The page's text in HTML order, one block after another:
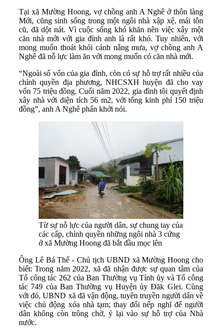
Tại xã Mường Hoong, vợ chồng anh A Nghê ở thôn làng
Mới, cũng sinh sống trong một ngôi nhà xập xệ, mái tôn
cũ, đã dột nát. Vì cuộc sống khó khăn nên việc xây một
căn nhà mới với gia đình anh là rất khó. Tuy nhiên, với
mong muốn thoát khỏi cảnh nắng mưa, vợ chồng anh A
Nghê đã nỗ lực làm ăn với mong muốn có căn nhà mới.
“Ngoài số vốn của gia đình, còn có sự hỗ trợ rất nhiều của
chính quyền địa phương, NHCSXH huyện đã cho vay
vốn 75 triệu đồng. Cuối năm 2022, gia đình tôi quyết định
xây nhà với diện tích 56 m2, với tổng kinh phí 150 triệu
đồng”, anh A Nghê phấn khởi nói.
Từ sự nỗ lực của người dân, sự chung tay của
các cấp, chính quyền những ngôi nhà 3 cứng
ở xã Mường Hoong đã bắt đầu mọc lên
Ông Lê Bá Thế - Chủ tịch UBND xã Mường Hoong cho
biết: Trong năm 2022, xã đã nhận được sự quan tâm của
Tổ công tác 262 của Ban Thường vụ Tỉnh ủy và Tổ công
tác 749 của Ban Thường vụ Huyện ủy Đăk Glei. Cùng
với đó, UBND xã đã vận động, tuyên truyền người dân về
việc chủ động xóa nhà tạm; thay đổi nếp nghĩ để người
dân không còn trông chờ, ỷ lại vào sự hỗ trợ của Nhà
nước.